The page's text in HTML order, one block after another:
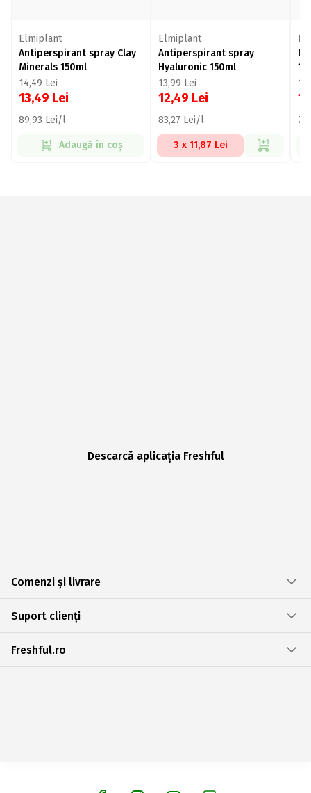
Elmiplant
Antiperspirant spray Clay
Minerals 150ml
14,49Lei
13,49 Lei
89,93 Lei/l
Adaugă în coș
Elmiplant
Antiperspirant spray
Hyaluronic 150ml
13,99Lei
12,49 Lei
83,27 Lei/l
3 x 11,87 Lei
Descarcă aplicația Freshful
Comenzi și livrare
Suport clienți
Freshful.ro